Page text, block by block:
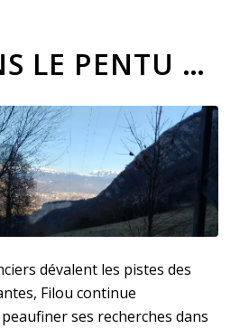
LE PENTU …
dévalent les pistes des
Filou continue
ses recherches dans